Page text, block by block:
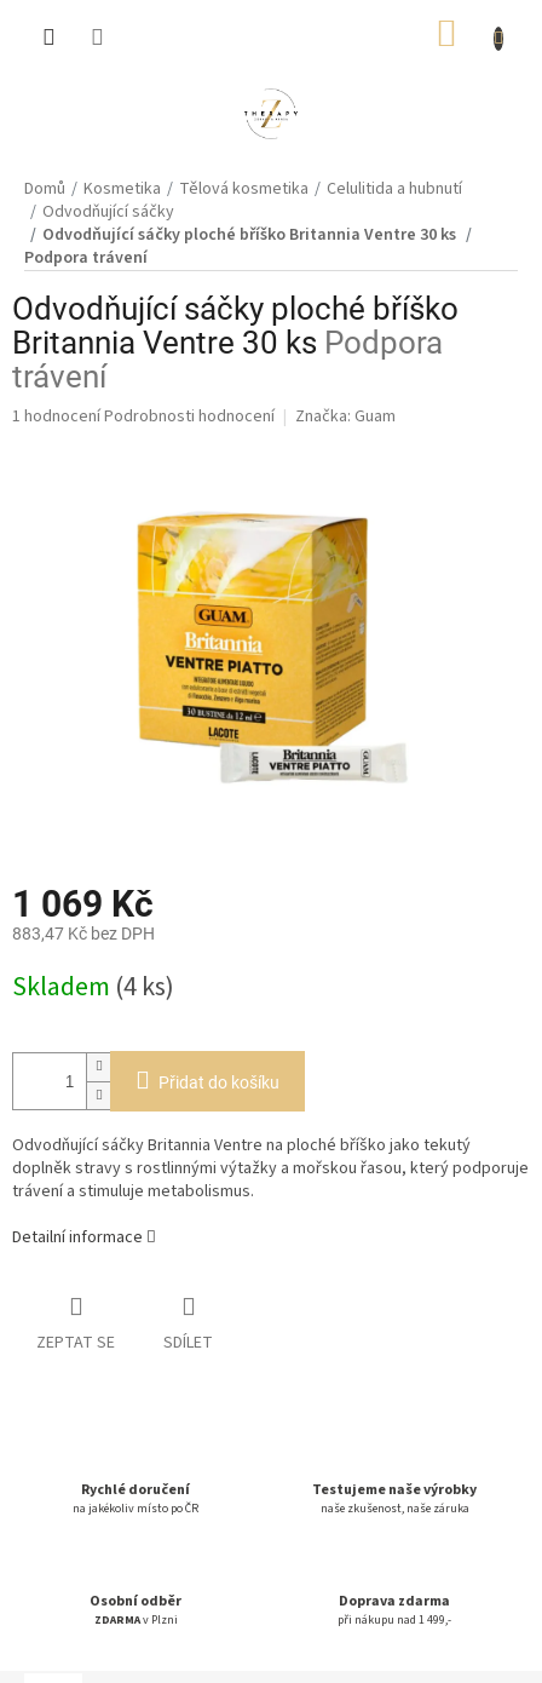
Domů Kosmetika Tělová kosmetika
Celulitida a hubnutí
Odvodňující sáčky
Odvodňující sáčky ploché bříško Britannia Ventre 30 ks
Podpora trávení
Odvodňující sáčky ploché bříško
Britannia Ventre 30 ks Podpora
trávení
Průměrné
1 hodnoceníPodrobnosti hodnocení Značka: Guam
1 069 Kč
883,47 Kč bez DPH
cena:
Skladem (4 ks)
Přidat do košíku
Odvodňující sáčky Britannia Ventre na ploché bříško jako tekutý
doplněk stravy s rostlinnými výtažky a mořskou řasou, který podporuje
trávení a stimuluje metabolismus.
Detailní informace
ZEPTAT SE SDÍLET
Rychlé doručení
na jakékoliv místo po ČR
Testujeme naše výrobky
naše zkušenost, naše záruka
Osobní odběr
ZDARMAv Plzni
Doprava zdarma
při nákupu nad 1 499,-